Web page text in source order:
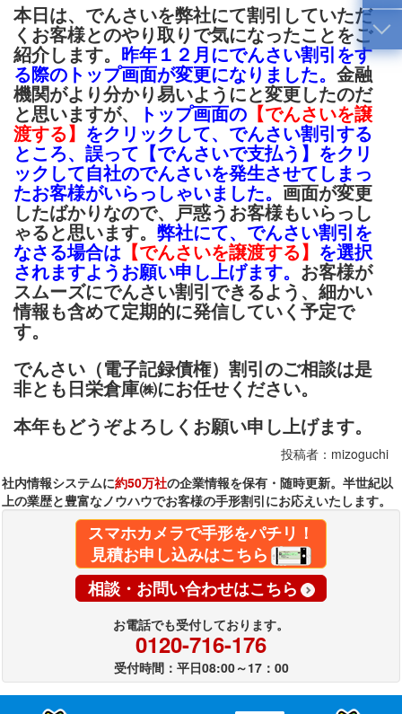
本日は、でんさいを弊社にて割引していただ
くお客様とのやり取りで気になったことをご
紹介します。 昨年１２月にでんさい割引をす
る際のトップ画面が変更になりました。 金融
機関がより分かり易いようにと変更したのだ
と思いますが、 トップ画面の 【でんさいを譲
渡する】 をクリックして、でんさい割引する
ところ、誤って【でんさいで支払う】をクリ
ックして自社のでんさいを発生させてしまっ
たお客様がいらっしゃいました。 画面が変更
したばかりなので、戸惑うお客様もいらっし
ゃると思います。 弊社にて、でんさい割引を
なさる場合は 【でんさいを譲渡する】 を選択
されますようお願い申し上げます。 お客様が
スムーズにでんさい割引できるよう、細かい
情報も含めて定期的に発信していく予定で
す。
でんさい（電子記録債権）割引のご相談は是
非とも日栄倉庫㈱にお任せください。
本年もどうぞよろしくお願い申し上げます。
投稿者：mizoguchi
社内情報システムに約50万社の企業情報を保有・随時更新。半世紀以
上の業歴と豊富なノウハウでお客様の手形割引にお応えいたします。
スマホカメラで手形をパチリ！
見積お申し込みはこちら
相談・お問い合わせはこちら
お電話でも受付しております。
0120-716-176
受付時間：平日08:00～17：00